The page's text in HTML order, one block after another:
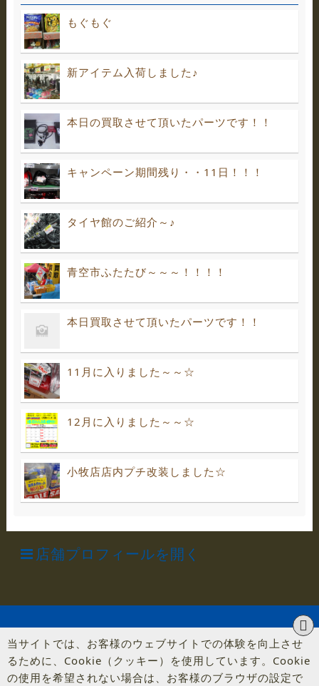
もぐもぐ
新アイテム入荷しました♪
本日の買取させて頂いたパーツです！！
キャンペーン期間残り・・11日！！！
タイヤ館のご紹介～♪
青空市ふたたび～～～！！！！
本日買取させて頂いたパーツです！！
11月に入りました～～☆
12月に入りました～～☆
小牧店店内プチ改装しました☆
店舗プロフィールを開く
当サイトでは、お客様のウェブサイトでの体験を向上させ
るために、Cookie（クッキー）を使用しています。Cookie
の使用を希望されない場合は、お客様のブラウザの設定で